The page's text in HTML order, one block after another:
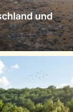
und